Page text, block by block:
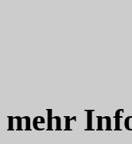
mehr